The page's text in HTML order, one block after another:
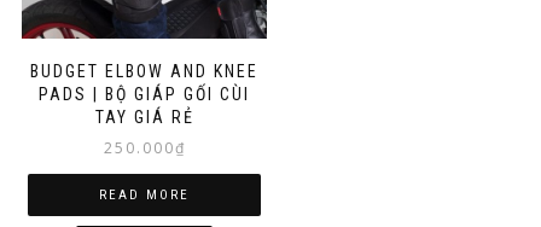
BUDGET ELBOW AND KNEE
PADS | BỘ GIÁP GỐI CÙI
TAY GIÁ RẺ
250.000₫
READ MORE